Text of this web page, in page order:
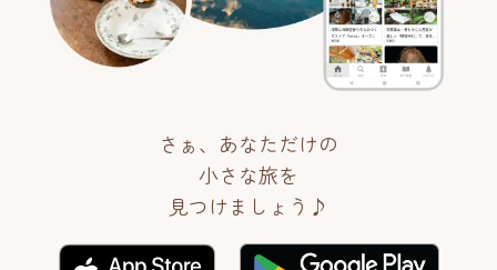
さぁ、あなただけの
小さな旅を
見つけましょう♪